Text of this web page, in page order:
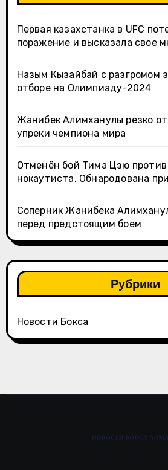
Первая казахстанка в UFC
поражение и высказала свое
Назым Кызайбай с разгромом
отборе на Олимпиаду-2024
Жанибек Алимханулы резко
упреки чемпиона мира
Отменён бой Тима Цзю против
нокаутиста. Обнародована
Соперник Жанибека
перед предстоящим боем
Рубрики
Новости Бокса